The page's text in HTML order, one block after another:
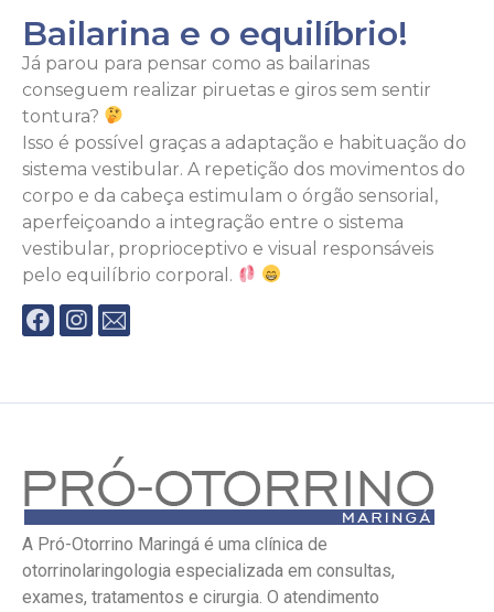
Bailarina e o equilíbrio!
Já parou para pensar como as bailarinas
conseguem realizar piruetas e giros sem sentir
tontura?
Isso é possível graças a adaptação e habituação do
sistema vestibular. A repetição dos movimentos do
corpo e da cabeça estimulam o órgão sensorial,
aperfeiçoando a integração entre o sistema
vestibular, proprioceptivo e visual responsáveis
pelo equilíbrio corporal.
A Pró-Otorrino Maringá é uma clínica de
otorrinolaringologia especializada em consultas,
exames, tratamentos e cirurgia. O atendimento